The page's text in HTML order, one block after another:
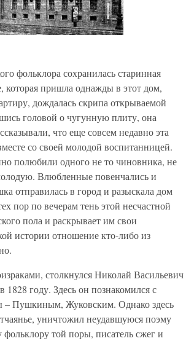
фольклора сохранилась старинная
которая пришла однажды в этот дом,
дождалась скрипа открываемой
головой о чугунную плиту, она
что еще совсем недавно эта
со своей молодой воспитанницей.
полюбили одного не то чиновника, не
Влюбленные повенчались и
отправилась в город и разыскала дом
пор по вечерам тень этой несчастной
пола и раскрывает им свои
истории отношение кто-либо из
столкнулся Николай Васильевич
1828 году. Здесь он познакомился с
– Пушкиным, Жуковским. Однако здесь
уничтожил неудавшуюся поэму
фольклору той поры, писатель сжег и